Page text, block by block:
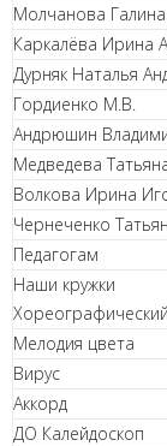
Молчанова
Каркалёва Ирина
Дурняк Наталья
Гордиенко М.В.
Андрюшин
Медведева
Волкова Ирина
Чернеченко
Педагогам
Наши кружки
Мелодия цвета
Вирус
Аккорд
ДО Калейдоскоп